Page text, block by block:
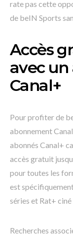
rate pas cette
de beIN Sports
Accès
avec
Canal+
Pour profiter de
abonnement
abonnés Canal+
accès gratuit
pour toutes les
est
séries et Rat+ ciné
Recherches